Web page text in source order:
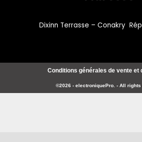
Dixinn Terrasse – Conakry
Conditions générales de vente et
©2026 - electroniquePro. - All